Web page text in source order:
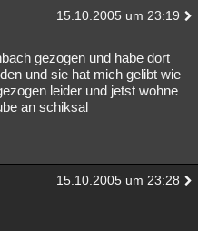
15.10.2005 um 23:19
gezogen und habe dort
und sie hat mich gelibt wie
leider und jetst wohne
an schiksal
15.10.2005 um 23:28